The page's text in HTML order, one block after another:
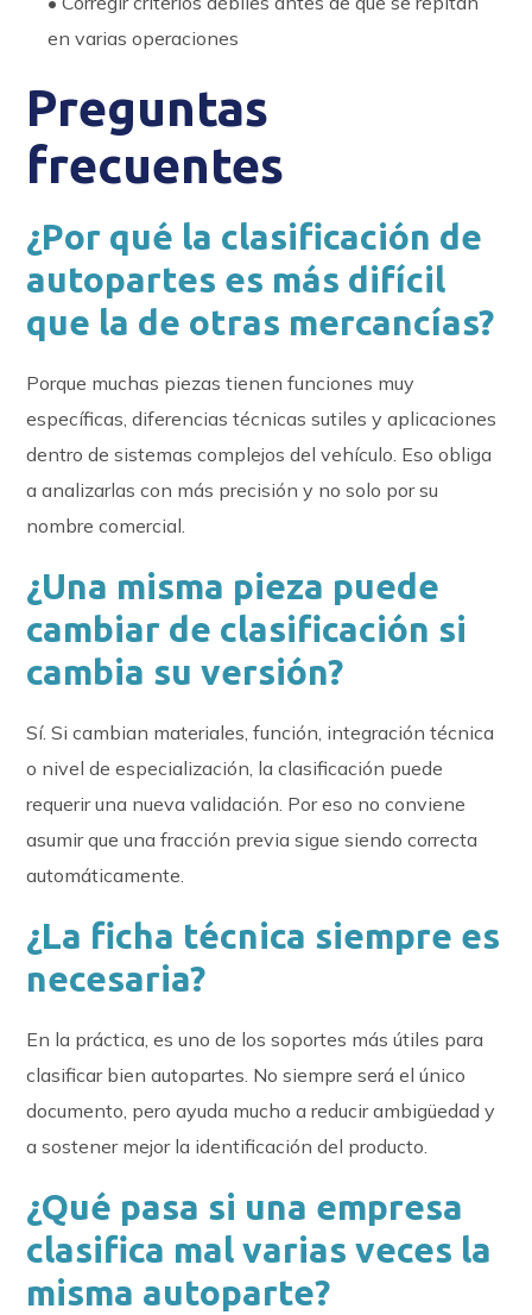
en varias operaciones
Preguntas
frecuentes
¿Por qué la clasificación de
autopartes es más difícil
que la de otras mercancías?
Porque muchas piezas tienen funciones muy
específicas, diferencias técnicas sutiles y aplicaciones
dentro de sistemas complejos del vehículo. Eso obliga
a analizarlas con más precisión y no solo por su
nombre comercial.
¿Una misma pieza puede
cambiar de clasificación si
cambia su versión?
Sí. Si cambian materiales, función, integración técnica
o nivel de especialización, la clasificación puede
requerir una nueva validación. Por eso no conviene
asumir que una fracción previa sigue siendo correcta
automáticamente.
¿La ficha técnica siempre es
necesaria?
En la práctica, es uno de los soportes más útiles para
clasificar bien autopartes. No siempre será el único
documento, pero ayuda mucho a reducir ambigüedad y
a sostener mejor la identificación del producto.
¿Qué pasa si una empresa
clasifica mal varias veces la
misma autoparte?